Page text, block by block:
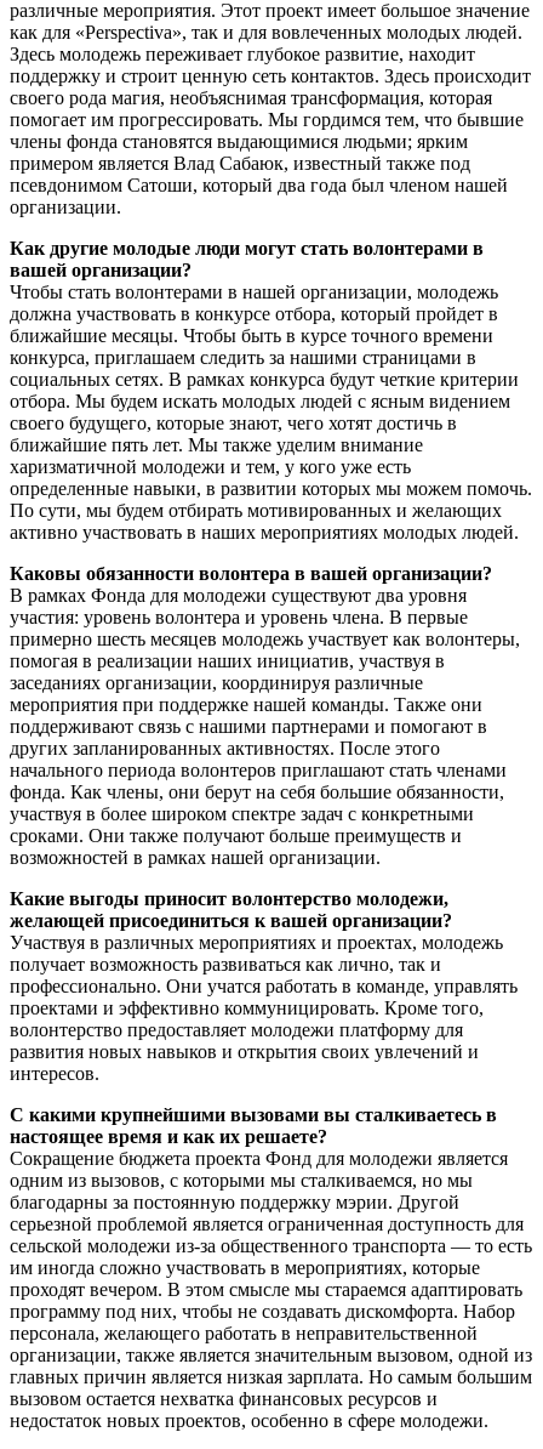
различные мероприятия. Этот проект имеет большое значение
как для «Perspectiva», так и для вовлеченных молодых людей.
Здесь молодежь переживает глубокое развитие, находит
поддержку и строит ценную сеть контактов. Здесь происходит
своего рода магия, необъяснимая трансформация, которая
помогает им прогрессировать. Мы гордимся тем, что бывшие
члены фонда становятся выдающимися людьми; ярким
примером является Влад Сабаюк, известный также под
псевдонимом Сатоши, который два года был членом нашей
организации.
Как другие молодые люди могут стать волонтерами в
вашей организации?
Чтобы стать волонтерами в нашей организации, молодежь
должна участвовать в конкурсе отбора, который пройдет в
ближайшие месяцы. Чтобы быть в курсе точного времени
конкурса, приглашаем следить за нашими страницами в
социальных сетях. В рамках конкурса будут четкие критерии
отбора. Мы будем искать молодых людей с ясным видением
своего будущего, которые знают, чего хотят достичь в
ближайшие пять лет. Мы также уделим внимание
харизматичной молодежи и тем, у кого уже есть
определенные навыки, в развитии которых мы можем помочь.
По сути, мы будем отбирать мотивированных и желающих
активно участвовать в наших мероприятиях молодых людей.
Каковы обязанности волонтера в вашей организации?
В рамках Фонда для молодежи существуют два уровня
участия: уровень волонтера и уровень члена. В первые
примерно шесть месяцев молодежь участвует как волонтеры,
помогая в реализации наших инициатив, участвуя в
заседаниях организации, координируя различные
мероприятия при поддержке нашей команды. Также они
поддерживают связь с нашими партнерами и помогают в
других запланированных активностях. После этого
начального периода волонтеров приглашают стать членами
фонда. Как члены, они берут на себя большие обязанности,
участвуя в более широком спектре задач с конкретными
сроками. Они также получают больше преимуществ и
возможностей в рамках нашей организации.
Какие выгоды приносит волонтерство молодежи,
желающей присоединиться к вашей организации?
Участвуя в различных мероприятиях и проектах, молодежь
получает возможность развиваться как лично, так и
профессионально. Они учатся работать в команде, управлять
проектами и эффективно коммуницировать. Кроме того,
волонтерство предоставляет молодежи платформу для
развития новых навыков и открытия своих увлечений и
интересов.
С какими крупнейшими вызовами вы сталкиваетесь в
настоящее время и как их решаете?
Сокращение бюджета проекта Фонд для молодежи является
одним из вызовов, с которыми мы сталкиваемся, но мы
благодарны за постоянную поддержку мэрии. Другой
серьезной проблемой является ограниченная доступность для
сельской молодежи из-за общественного транспорта — то есть
им иногда сложно участвовать в мероприятиях, которые
проходят вечером. В этом смысле мы стараемся адаптировать
программу под них, чтобы не создавать дискомфорта. Набор
персонала, желающего работать в неправительственной
организации, также является значительным вызовом, одной из
главных причин является низкая зарплата. Но самым большим
вызовом остается нехватка финансовых ресурсов и
недостаток новых проектов, особенно в сфере молодежи.